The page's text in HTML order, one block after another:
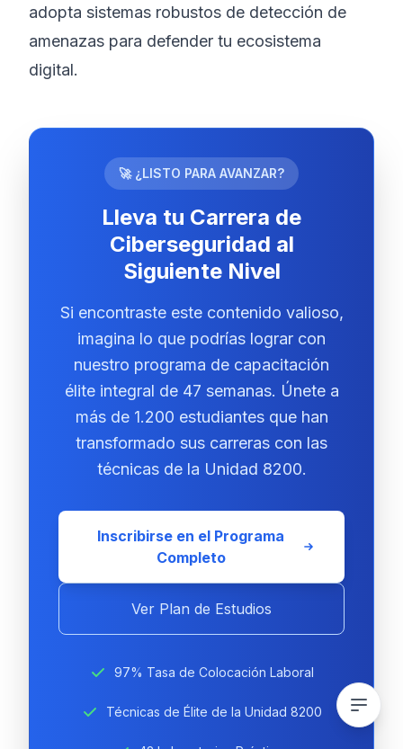
adopta sistemas robustos de detección de
amenazas para defender tu ecosistema
digital.
🚀 ¿LISTO PARA AVANZAR?
Lleva tu Carrera de
Ciberseguridad al
Siguiente Nivel
Si encontraste este contenido valioso,
imagina lo que podrías lograr con
nuestro programa de capacitación
élite integral de 47 semanas. Únete a
más de 1.200 estudiantes que han
transformado sus carreras con las
técnicas de la Unidad 8200.
Inscribirse en el Programa
Completo
Ver Plan de Estudios
97% Tasa de Colocación Laboral
Técnicas de Élite de la Unidad 8200